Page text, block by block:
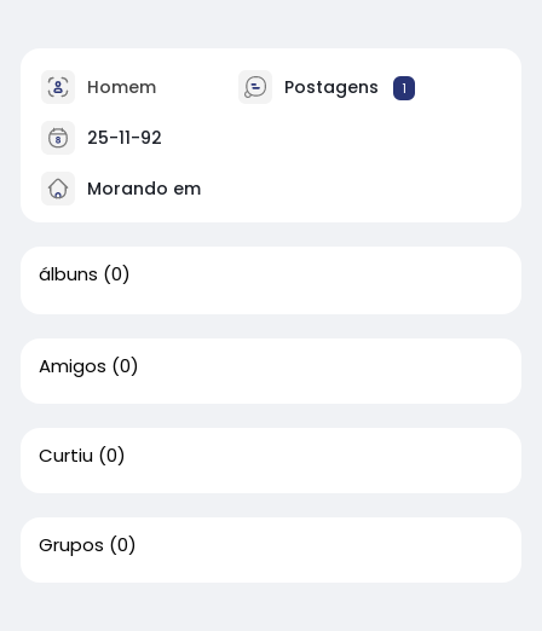
Homem Postagens 1
25-11-92
Morando em
álbuns (0)
Amigos (0)
Curtiu (0)
Grupos (0)